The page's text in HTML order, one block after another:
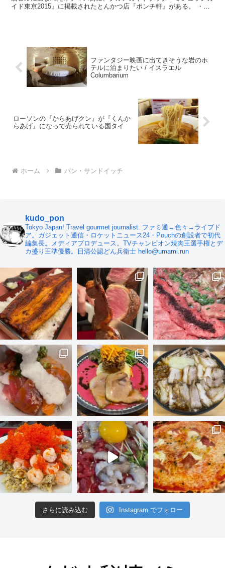
イド東京2015』に掲載されたとんかつ店『ポンチ軒』がある。 ・厚
ファンタジー映画に出てきそうな岩のホ
テルに泊まりたい / イスラエル
Columbarium
ローソンの『からあげクン』が『くんか
らあげ』になって売られている国タイ
ホーム パン・サンドイッチ
kudo_pon
Tokyo Japan! Travel gourmet journalist. ファミ通→色々→ライブド
ア。ガジェット通信・ロケットニュース24・Pouchの創設者で初代
編集長。メディアプロデュース。TVチャンピオン焼肉王選手権とデ
カ盛り王準優勝。日清公認どん兵衛士 hello@umami.run
さらに読み込む Instagram でフォロー